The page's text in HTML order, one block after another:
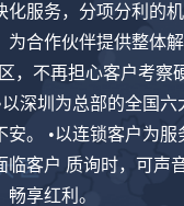
服务，分项分利的
合作伙伴提供整体
，不再担心客户考
深圳为总部的全国
。 •以连锁客户为
客户 质询时，可
享红利。